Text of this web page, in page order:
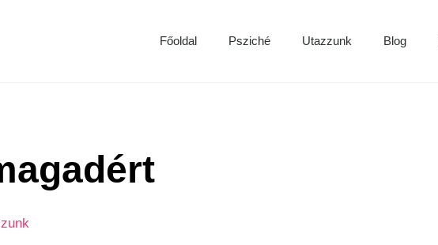
Főoldal Psziché Utazzunk Blog